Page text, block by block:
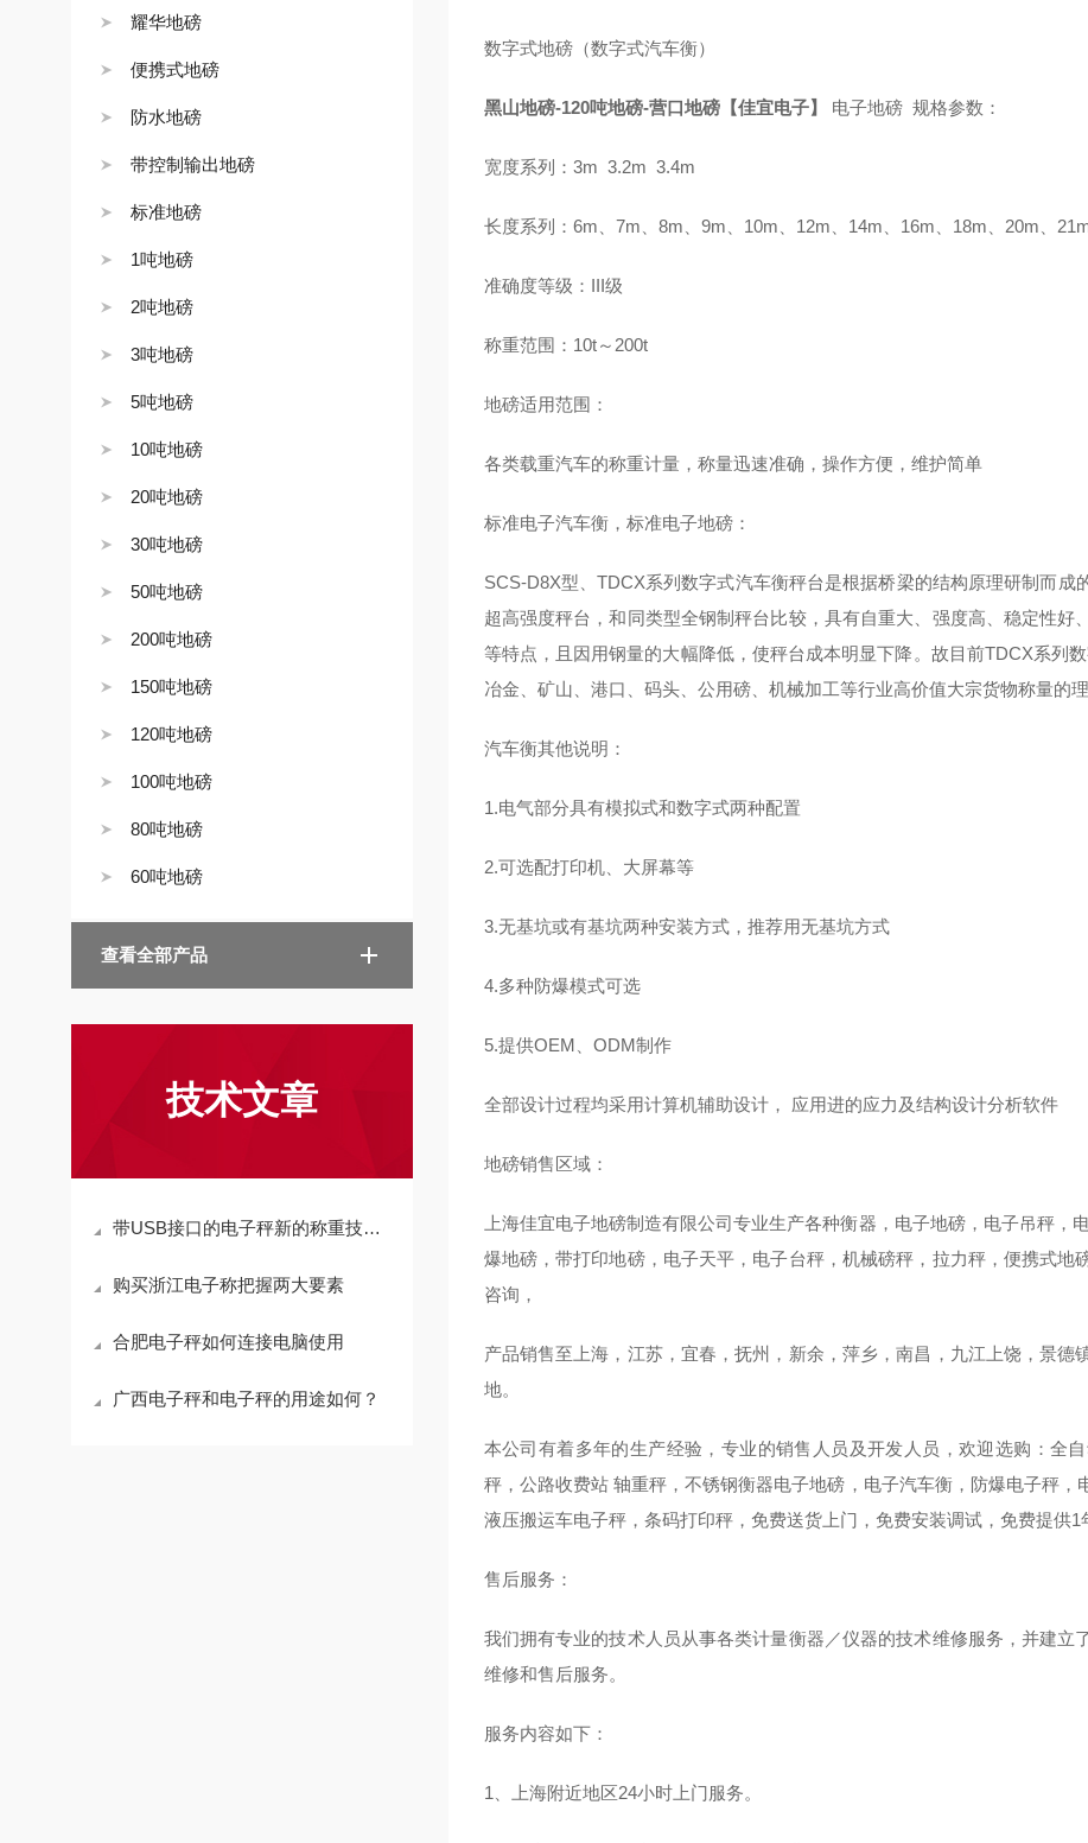
耀华地磅
便携式地磅
防水地磅
带控制输出地磅
标准地磅
1吨地磅
2吨地磅
3吨地磅
5吨地磅
10吨地磅
20吨地磅
30吨地磅
50吨地磅
200吨地磅
150吨地磅
120吨地磅
100吨地磅
80吨地磅
60吨地磅
查看全部产品
技术文章
带USB接口的电子秤新的称重技术革新
购买浙江电子称把握两大要素
合肥电子秤如何连接电脑使用
广西电子秤和电子秤的用途如何？
数字式地磅（数字式汽车衡）
黑山地磅-120吨地磅-营口地磅【佳宜电子】 电子地磅 规格参数：
宽度系列：3m 3.2m 3.4m
长度系列：6m、7m、8m、9m、10m、12m、14m、16m、18m、20m、
准确度等级：III级
称重范围：10t～200t
地磅适用范围：
各类载重汽车的称重计量，称量迅速准确，操作方便，维护简单
标准电子汽车衡，标准电子地磅：
SCS-D8X型、TDCX系列数字式汽车衡秤台是根据桥梁的结构原理研制而
超高强度秤台，和同类型全钢制秤台比较，具有自重大、强度高、稳定性
等特点，且因用钢量的大幅降低，使秤台成本明显下降。故目前TDCX系列
冶金、矿山、港口、码头、公用磅、机械加工等行业高价值大宗货物称量的理
汽车衡其他说明：
1.电气部分具有模拟式和数字式两种配置
2.可选配打印机、大屏幕等
3.无基坑或有基坑两种安装方式，推荐用无基坑方式
4.多种防爆模式可选
5.提供OEM、ODM制作
全部设计过程均采用计算机辅助设计， 应用进的应力及结构设计分析软件
地磅销售区域：
上海佳宜电子地磅制造有限公司专业生产各种衡器，电子地磅，电子吊秤
爆地磅，带打印地磅，电子天平，电子台秤，机械磅秤，拉力秤，便携式
咨询，
产品销售至上海，江苏，宜春，抚州，新余，萍乡，南昌，九江上饶，景
地。
本公司有着多年的生产经验，专业的销售人员及开发人员，欢迎选购：全
秤，公路收费站 轴重秤，不锈钢衡器电子地磅，电子汽车衡，防爆电子秤，
液压搬运车电子秤，条码打印秤，免费送货上门，免费安装调试，免费提供1
售后服务：
我们拥有专业的技术人员从事各类计量衡器／仪器的技术维修服务，并建
维修和售后服务。
服务内容如下：
1、上海附近地区24小时上门服务。